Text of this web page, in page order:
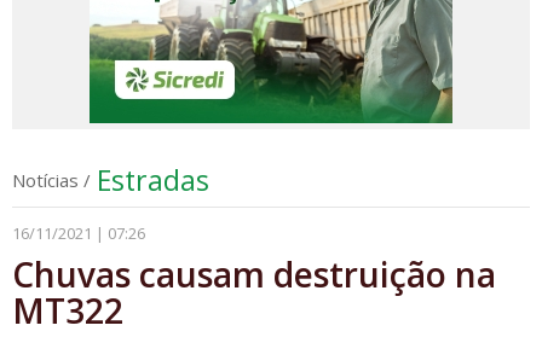
Notícias / Estradas
16/11/2021 | 07:26
Chuvas causam destruição na
MT322